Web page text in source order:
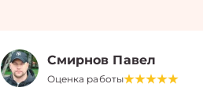
Смирнов Павел
Оценка работы